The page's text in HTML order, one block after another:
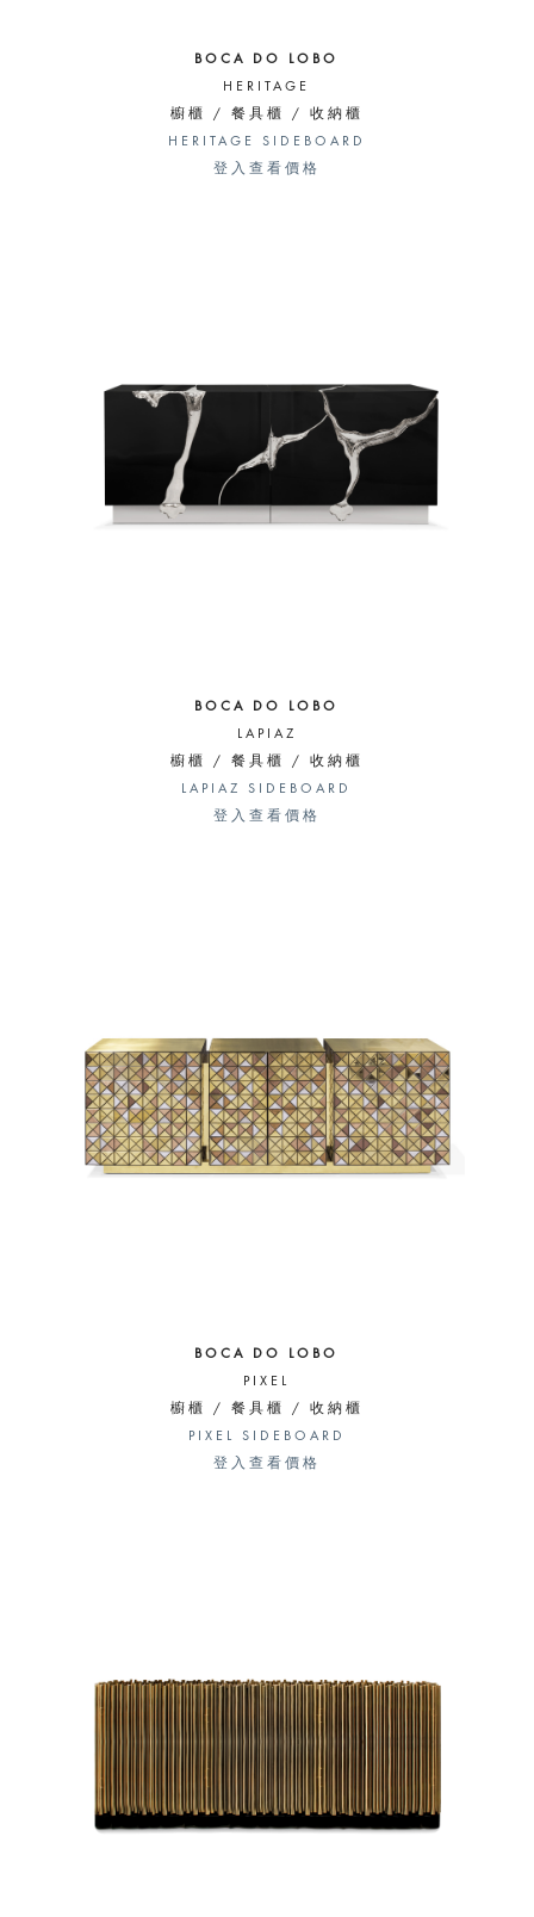
BOCA DO LOBO
HERITAGE
櫥櫃 / 餐具櫃 / 收納櫃
HERITAGE SIDEBOARD
登入查看價格
BOCA DO LOBO
LAPIAZ
櫥櫃 / 餐具櫃 / 收納櫃
LAPIAZ SIDEBOARD
登入查看價格
BOCA DO LOBO
PIXEL
櫥櫃 / 餐具櫃 / 收納櫃
PIXEL SIDEBOARD
登入查看價格